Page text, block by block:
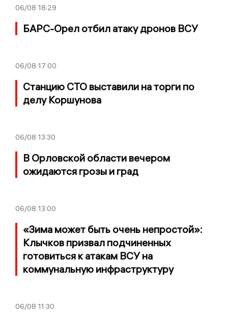
06/08 18:29
БАРС-Орел отбил атаку дронов ВСУ
06/08 17:00
Станцию СТО выставили на торги по
делу Коршунова
06/08 13:30
В Орловской области вечером
ожидаются грозы и град
06/08 13:00
«Зима может быть очень непростой»:
Клычков призвал подчиненных
готовиться к атакам ВСУ на
коммунальную инфраструктуру
06/08 11:30